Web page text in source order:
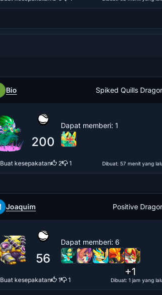
Bio Spiked Quills
200
Dapat memberi: 1
Dibuat: 57 menit yang
Buat kesepakatan 2 1
Joaquim Positive
56
Dapat memberi: 6
+1
Dibuat: 1 jam yang
Buat kesepakatan 1 1